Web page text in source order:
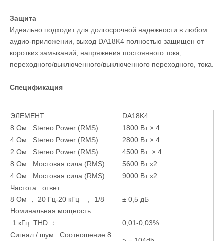
Защита
Идеально подходит для долгосрочной надежности в любом
аудио-приложении, выход DA18K4 полностью защищен от
коротких замыканий, напряжения постоянного тока,
переходного/выключенного/выключенного переходного, тока.
Спецификация
ЭЛЕМЕНТ
DA18K4
8 Ом Stereo Power (RMS)
1800 Вт × 4
4 Ом Stereo Power (RMS)
2800 Вт × 4
2 Ом Stereo Power (RMS)
4500 Вт × 4
8 Ом Мостовая сила (RMS)
5600 Вт x2
4 Ом Мостовая сила (RMS)
9000 Вт x2
Частота ответ
8 Ом ， 20 Гц-20 кГц ， 1/8
Номинальная мощность
± 0,5 дБ
1 кГц THD ：
0,01-0,03%
Сигнал / шум Соотношение 8